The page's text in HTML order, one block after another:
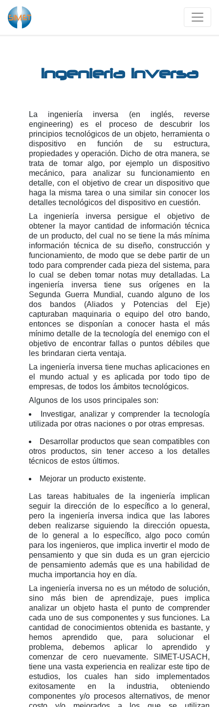
Ingenieria Inversa
La ingeniería inversa (en inglés, reverse
engineering) es el proceso de descubrir los
principios tecnológicos de un objeto, herramienta o
dispositivo en función de su estructura,
propiedades y operación. Dicho de otra manera, se
trata de tomar algo, por ejemplo un dispositivo
mecánico, para analizar su funcionamiento en
detalle, con el objetivo de crear un dispositivo que
haga la misma tarea o una similar sin conocer los
detalles tecnológicos del dispositivo en cuestión.
La ingeniería inversa persigue el objetivo de
obtener la mayor cantidad de información técnica
de un producto, del cual no se tiene la más mínima
información técnica de su diseño, construcción y
funcionamiento, de modo que se debe partir de un
todo para comprender cada pieza del sistema, para
lo cual se deben tomar notas muy detalladas. La
ingeniería inversa tiene sus orígenes en la
Segunda Guerra Mundial, cuando alguno de los
dos bandos (Aliados y Potencias del Eje)
capturaban maquinaria o equipo del otro bando,
entonces se disponían a conocer hasta el más
mínimo detalle de la tecnología del enemigo con el
objetivo de encontrar fallas o puntos débiles que
les brindaran cierta ventaja.
La ingeniería inversa tiene muchas aplicaciones en
el mundo actual y es aplicada por todo tipo de
empresas, de todos los ámbitos tecnológicos.
Algunos de los usos principales son:
Investigar, analizar y comprender la tecnología
utilizada por otras naciones o por otras empresas.
Desarrollar productos que sean compatibles con
otros productos, sin tener acceso a los detalles
técnicos de estos últimos.
Mejorar un producto existente.
Las tareas habituales de la ingeniería implican
seguir la dirección de lo específico a lo general,
pero la ingeniería inversa indica que las labores
deben realizarse siguiendo la dirección opuesta,
de lo general a lo específico, algo poco común
para los ingenieros, que implica invertir el modo de
pensamiento y que sin duda es un gran ejercicio
de pensamiento además que es una habilidad de
mucha importancia hoy en día.
La ingeniería inversa no es un método de solución,
sino más bien de aprendizaje, pues implica
analizar un objeto hasta el punto de comprender
cada uno de sus componentes y sus funciones. La
cantidad de conocimientos obtenida es bastante, y
hemos aprendido que, para solucionar el
problema, debemos aplicar lo aprendido y
comenzar de cero nuevamente. SIMET-USACH,
tiene una vasta experiencia en realizar este tipo de
estudios, los cuales han sido implementados
exitosamente en la industria, obteniendo
componentes y/o procesos alternativos, de menor